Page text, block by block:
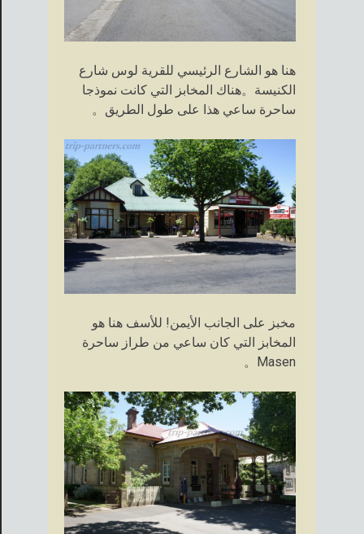
هنا هو الشارع الرئيسي للقرية لوس شارع
الكنيسة。هناك المخابز التي كانت نموذجا
ساحرة ساعي هذا على طول الطريق。
مخبز على الجانب الأيمن! للأسف هنا هو
المخابز التي كان ساعي من طراز ساحرة
Masen。